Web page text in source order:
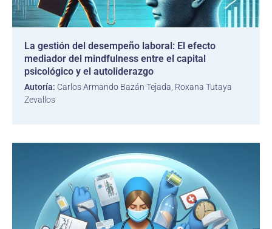
La gestión del desempeño laboral: El efecto
mediador del mindfulness entre el capital
psicológico y el autoliderazgo
Autoría: Carlos Armando Bazán Tejada, Roxana Tutaya
Zevallos